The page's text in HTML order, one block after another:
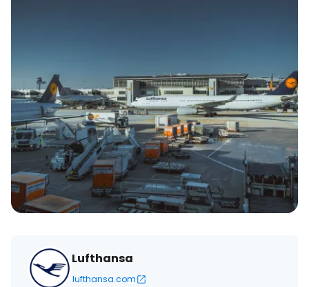
Lufthansa
lufthansa.com